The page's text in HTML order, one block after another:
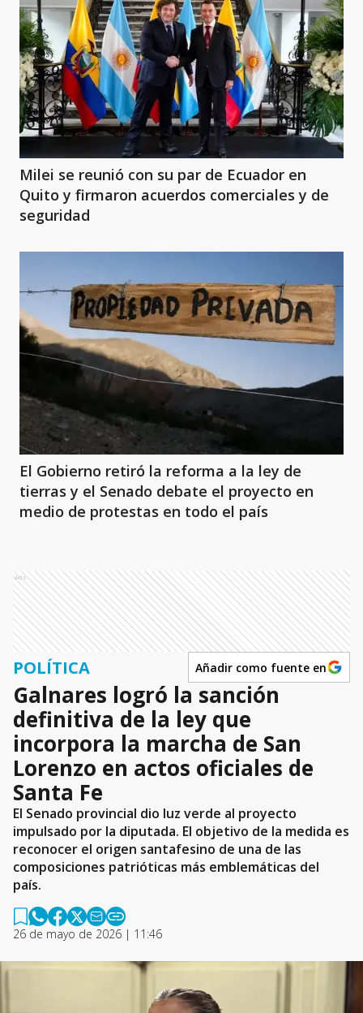
Milei se reunió con su par de Ecuador en
Quito y firmaron acuerdos comerciales y de
seguridad
El Gobierno retiró la reforma a la ley de
tierras y el Senado debate el proyecto en
medio de protestas en todo el país
Ads
POLÍTICA Añadir como fuente en
Galnares logró la sanción
definitiva de la ley que
incorpora la marcha de San
Lorenzo en actos oficiales de
Santa Fe
El Senado provincial dio luz verde al proyecto
impulsado por la diputada. El objetivo de la medida es
reconocer el origen santafesino de una de las
composiciones patrióticas más emblemáticas del
país.
26 de mayo de 2026 | 11:46